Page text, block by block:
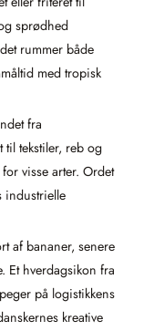
sprødhed
rummer både
med tropisk
fra
til tekstiler, reb og
visse arter. Ordet
industrielle
af bananer, senere
Et hverdagsikon fra
på logistikkens
kreative